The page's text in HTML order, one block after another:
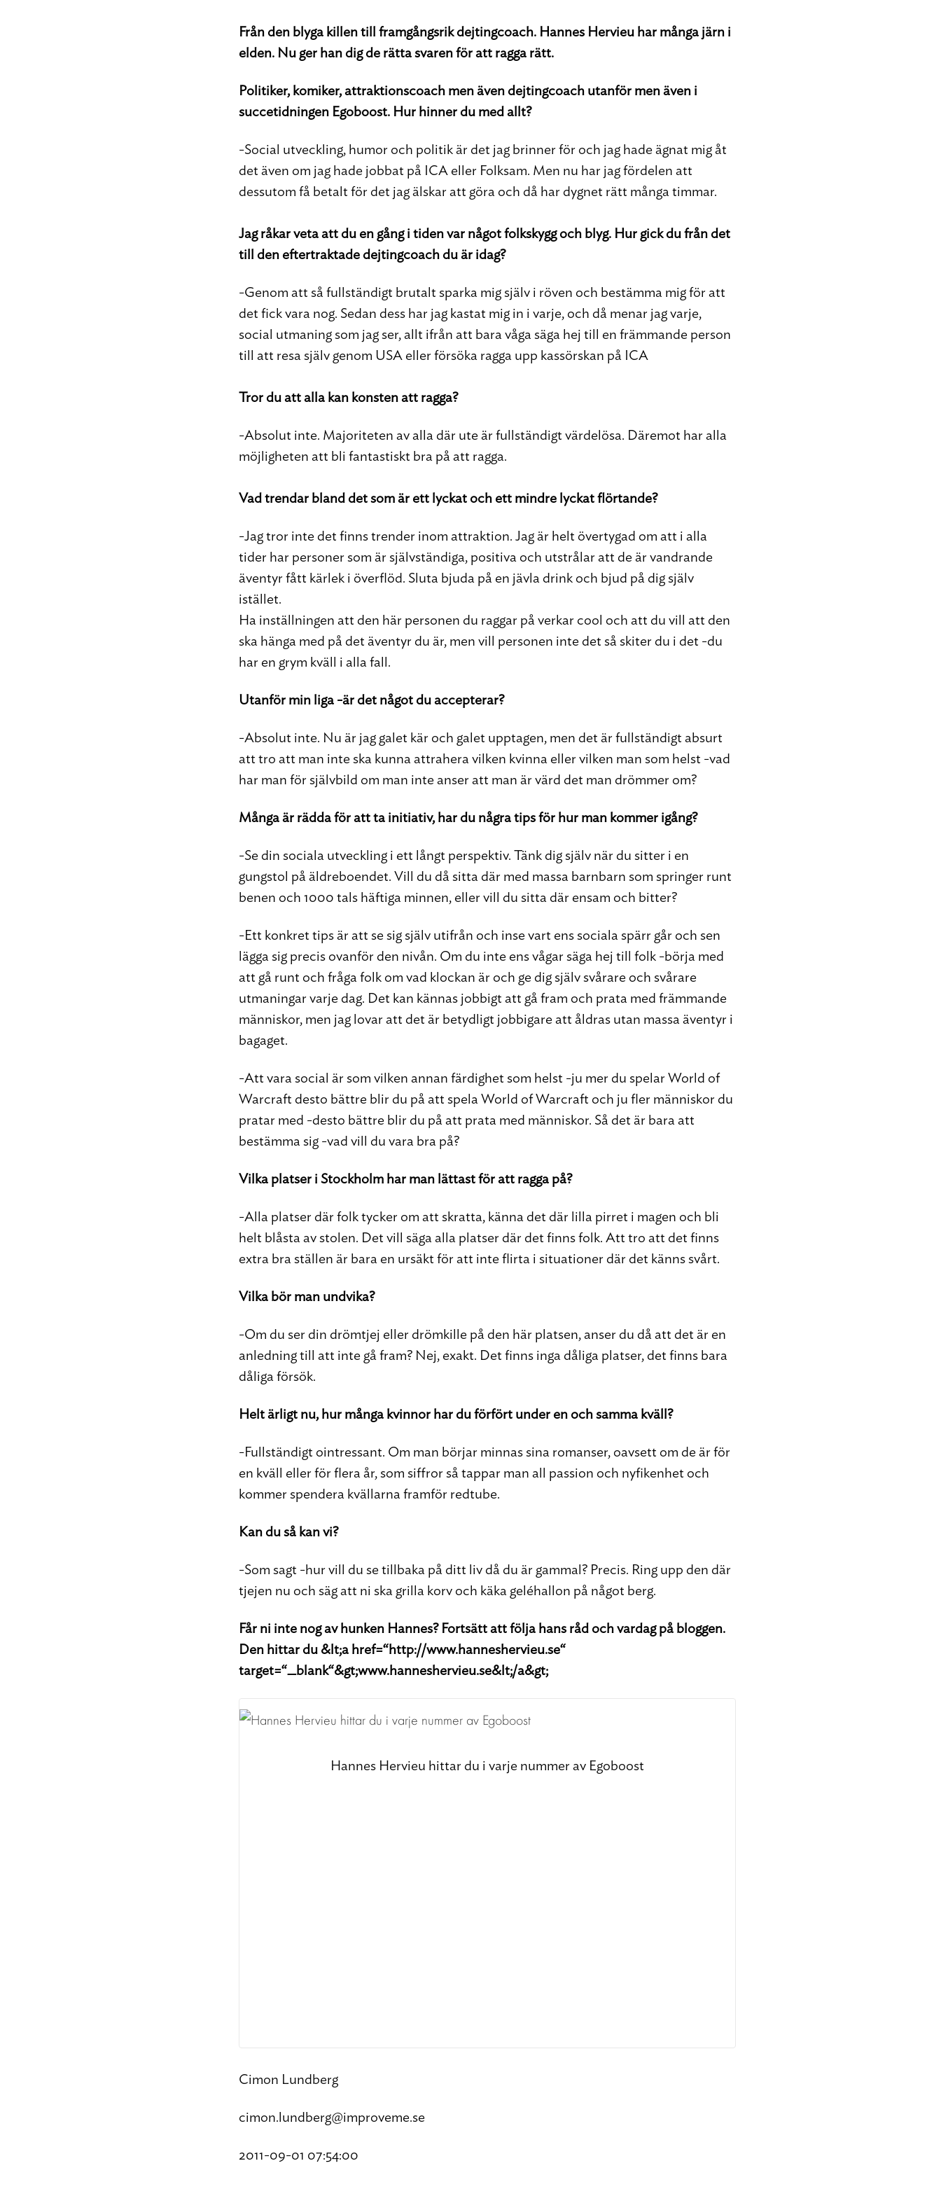
Från den blyga killen till framgångsrik dejtingcoach. Hannes Hervieu har många järn i
elden. Nu ger han dig de rätta svaren för att ragga rätt.
Politiker, komiker, attraktionscoach men även dejtingcoach utanför men även i
succetidningen Egoboost. Hur hinner du med allt?
-Social utveckling, humor och politik är det jag brinner för och jag hade ägnat mig åt
det även om jag hade jobbat på ICA eller Folksam. Men nu har jag fördelen att
dessutom få betalt för det jag älskar att göra och då har dygnet rätt många timmar.
Jag råkar veta att du en gång i tiden var något folkskygg och blyg. Hur gick du från det
till den eftertraktade dejtingcoach du är idag?
-Genom att så fullständigt brutalt sparka mig själv i röven och bestämma mig för att
det fick vara nog. Sedan dess har jag kastat mig in i varje, och då menar jag varje,
social utmaning som jag ser, allt ifrån att bara våga säga hej till en främmande person
till att resa själv genom USA eller försöka ragga upp kassörskan på ICA
Tror du att alla kan konsten att ragga?
-Absolut inte. Majoriteten av alla där ute är fullständigt värdelösa. Däremot har alla
möjligheten att bli fantastiskt bra på att ragga.
Vad trendar bland det som är ett lyckat och ett mindre lyckat flörtande?
-Jag tror inte det finns trender inom attraktion. Jag är helt övertygad om att i alla
tider har personer som är självständiga, positiva och utstrålar att de är vandrande
äventyr fått kärlek i överflöd. Sluta bjuda på en jävla drink och bjud på dig själv
istället.
Ha inställningen att den här personen du raggar på verkar cool och att du vill att den
ska hänga med på det äventyr du är, men vill personen inte det så skiter du i det -du
har en grym kväll i alla fall.
Utanför min liga -är det något du accepterar?
-Absolut inte. Nu är jag galet kär och galet upptagen, men det är fullständigt absurt
att tro att man inte ska kunna attrahera vilken kvinna eller vilken man som helst -vad
har man för självbild om man inte anser att man är värd det man drömmer om?
Många är rädda för att ta initiativ, har du några tips för hur man kommer igång?
-Se din sociala utveckling i ett långt perspektiv. Tänk dig själv när du sitter i en
gungstol på äldreboendet. Vill du då sitta där med massa barnbarn som springer runt
benen och 1000 tals häftiga minnen, eller vill du sitta där ensam och bitter?
-Ett konkret tips är att se sig själv utifrån och inse vart ens sociala spärr går och sen
lägga sig precis ovanför den nivån. Om du inte ens vågar säga hej till folk -börja med
att gå runt och fråga folk om vad klockan är och ge dig själv svårare och svårare
utmaningar varje dag. Det kan kännas jobbigt att gå fram och prata med främmande
människor, men jag lovar att det är betydligt jobbigare att åldras utan massa äventyr i
bagaget.
-Att vara social är som vilken annan färdighet som helst -ju mer du spelar World of
Warcraft desto bättre blir du på att spela World of Warcraft och ju fler människor du
pratar med -desto bättre blir du på att prata med människor. Så det är bara att
bestämma sig -vad vill du vara bra på?
Vilka platser i Stockholm har man lättast för att ragga på?
-Alla platser där folk tycker om att skratta, känna det där lilla pirret i magen och bli
helt blåsta av stolen. Det vill säga alla platser där det finns folk. Att tro att det finns
extra bra ställen är bara en ursäkt för att inte flirta i situationer där det känns svårt.
Vilka bör man undvika?
-Om du ser din drömtjej eller drömkille på den här platsen, anser du då att det är en
anledning till att inte gå fram? Nej, exakt. Det finns inga dåliga platser, det finns bara
dåliga försök.
Helt ärligt nu, hur många kvinnor har du förfört under en och samma kväll?
-Fullständigt ointressant. Om man börjar minnas sina romanser, oavsett om de är för
en kväll eller för flera år, som siffror så tappar man all passion och nyfikenhet och
kommer spendera kvällarna framför redtube.
Kan du så kan vi?
-Som sagt -hur vill du se tillbaka på ditt liv då du är gammal? Precis. Ring upp den där
tjejen nu och säg att ni ska grilla korv och käka geléhallon på något berg.
Får ni inte nog av hunken Hannes? Fortsätt att följa hans råd och vardag på bloggen.
Den hittar du &lt;a href=“http://www.hanneshervieu.se“
target=“_blank“&gt;www.hanneshervieu.se&lt;/a&gt;
Hannes Hervieu hittar du i varje nummer av Egoboost
Cimon Lundberg
cimon.lundberg@improveme.se
2011-09-01 07:54:00